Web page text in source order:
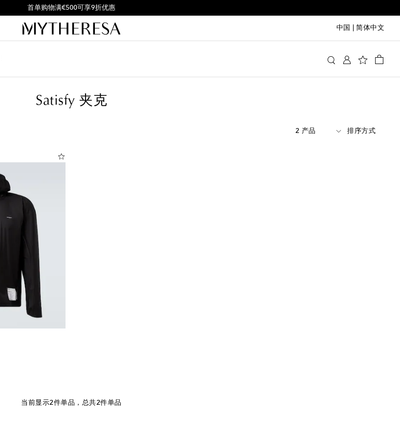
首单购物满€500可享9折优惠
中国 简体中文
Satisfy 夹克
2 产品 排序方式
当前显示2件单品，总共2件单品